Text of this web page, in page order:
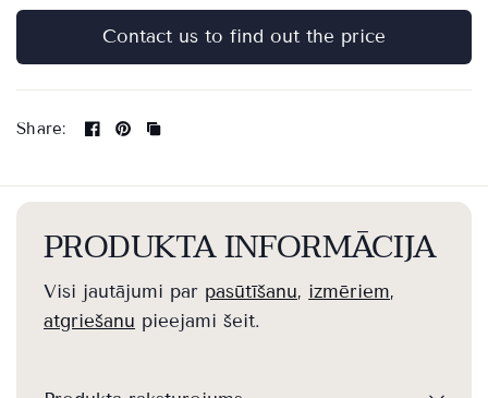
Contact us to find out the price
Share:
PRODUKTA INFORMĀCIJA
Visi jautājumi par pasūtīšanu, izmēriem,
atgriešanu pieejami šeit.